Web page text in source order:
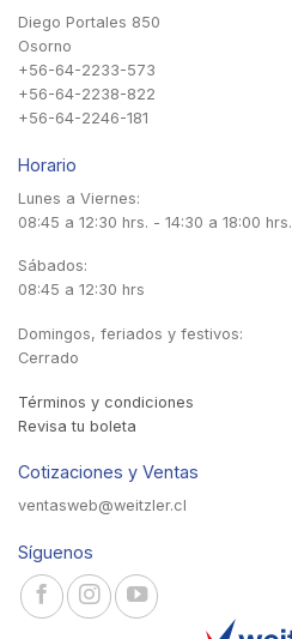
Diego Portales 850
Osorno
+56-64-2233-573
+56-64-2238-822
+56-64-2246-181
Horario
Lunes a Viernes:
08:45 a 12:30 hrs. - 14:30 a 18:00 hrs.
Sábados:
08:45 a 12:30 hrs
Domingos, feriados y festivos:
Cerrado
Términos y condiciones
Revisa tu boleta
Cotizaciones y Ventas
ventasweb@weitzler.cl
Síguenos